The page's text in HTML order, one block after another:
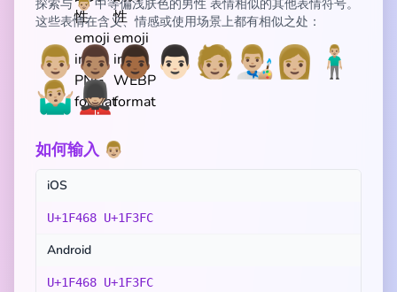
探索与 👨🏼 中等偏浅肤色的男性 表情相似的其他表情符号。
这些表情在含义、情感或使用场景上都有相似之处：
👨🏼👨🏽👨🏾👨🏻🧑🏼👨🏼‍🎨👩🏼 🧍🏼‍♂️
🤷🏼‍♂️💂🏼‍♂️
如何输入 👨🏼
iOS
U+1F468 U+1F3FC
Android
U+1F468 U+1F3FC